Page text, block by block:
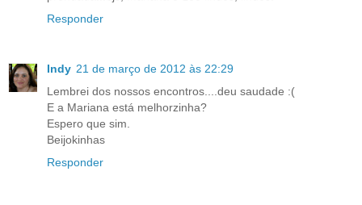
Responder
Indy 21 de março de 2012 às 22:29
Lembrei dos nossos encontros....deu saudade :(
E a Mariana está melhorzinha?
Espero que sim.
Beijokinhas
Responder